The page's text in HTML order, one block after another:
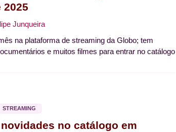
2025
Junqueira
na plataforma de streaming da Globo; tem
e muitos filmes para entrar no catálogo
STREAMING
no catálogo em